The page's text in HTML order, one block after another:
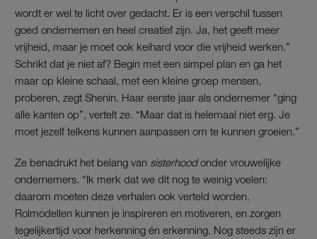
wordt er wel te licht over gedacht. Er is een verschil tussen
goed ondernemen en heel creatief zijn. Ja, het geeft meer
vrijheid, maar je moet ook keihard voor die vrijheid werken.”
Schrikt dat je niet af? Begin met een simpel plan en ga het
maar op kleine schaal, met een kleine groep mensen,
proberen, zegt Shenin. Haar eerste jaar als ondernemer “ging
alle kanten op”, vertelt ze. “Maar dat is helemaal niet erg. Je
moet jezelf telkens kunnen aanpassen om te kunnen groeien.”
Ze benadrukt het belang van sisterhoodonder vrouwelijke
ondernemers. “Ik merk dat we dit nog te weinig voelen:
daarom moeten deze verhalen ook verteld worden.
Rolmodellen kunnen je inspireren en motiveren, en zorgen
tegelijkertijd voor herkenning én erkenning. Nog steeds zijn er